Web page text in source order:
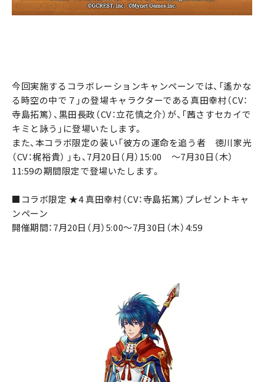
今回実施するコラボレーションキャンペーンでは、「遙かな
る時空の中で７」の登場キャラクターである真田幸村（CV：
寺島拓篤）、黒田長政（CV：立花慎之介）が、「茜さすセカイで
キミと詠う」に登場いたします。
また、本コラボ限定の装い「彼方の運命を追う者 徳川家光
（CV：梶裕貴） 」も、7月20日（月）15:00 ～7月30日（木）
11:59の期間限定で登場いたします。
■コラボ限定 ★4 真田幸村（CV：寺島拓篤）プレゼントキャ
ンペーン
開催期間：7月20日（月）5:00～7月30日（木）4:59